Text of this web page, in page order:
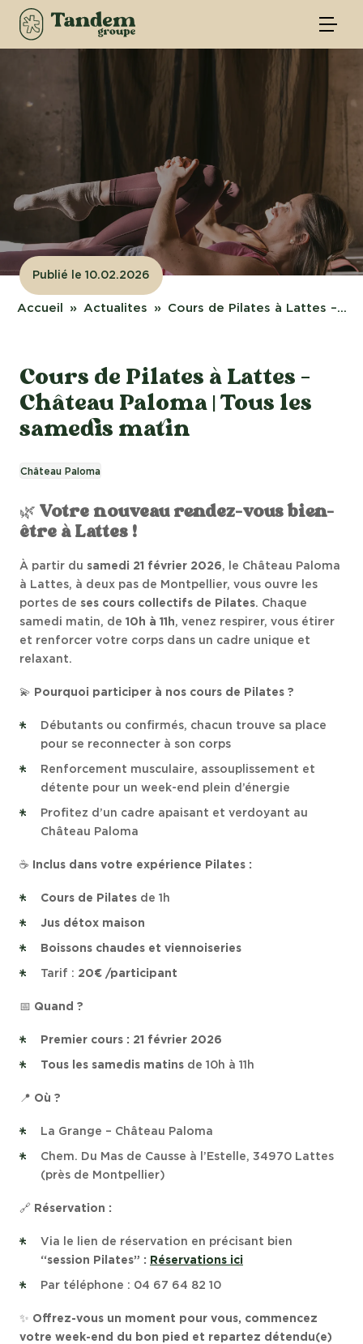
Publié le 10.02.2026
Accueil Actualites Cours de Pilates à Lattes –...
Cours de Pilates à Lattes –
Château Paloma | Tous les
samedis matin
Château Paloma
🌿 Votre nouveau rendez-vous bien-
être à Lattes !
À partir du samedi 21 février 2026, le Château Paloma
à Lattes, à deux pas de Montpellier, vous ouvre les
portes de ses cours collectifs de Pilates. Chaque
samedi matin, de 10h à 11h, venez respirer, vous étirer
et renforcer votre corps dans un cadre unique et
relaxant.
💫 Pourquoi participer à nos cours de Pilates ?
Débutants ou confirmés, chacun trouve sa place
pour se reconnecter à son corps
Renforcement musculaire, assouplissement et
détente pour un week-end plein d’énergie
Profitez d’un cadre apaisant et verdoyant au
Château Paloma
☕ Inclus dans votre expérience Pilates :
Cours de Pilates de 1h
Jus détox maison
Boissons chaudes et viennoiseries
Tarif : 20€ /participant
📅 Quand ?
Premier cours : 21 février 2026
Tous les samedis matins de 10h à 11h
📍 Où ?
La Grange – Château Paloma
Chem. Du Mas de Causse à l’Estelle, 34970 Lattes
(près de Montpellier)
🔗 Réservation :
Via le lien de réservation en précisant bien
“session Pilates” : Réservations ici
Par téléphone : 04 67 64 82 10
✨ Offrez-vous un moment pour vous, commencez
votre week-end du bon pied et repartez détendu(e)